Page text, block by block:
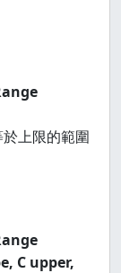
上限的範圍
C upper,